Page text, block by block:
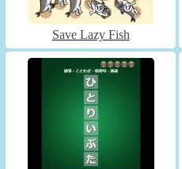
Save Lazy Fish